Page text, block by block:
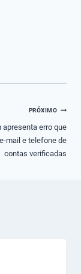
PRÓXIMO
apresenta erro que
mail e telefone de
contas verificadas